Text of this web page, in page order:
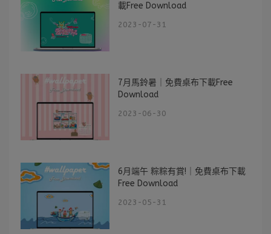
載Free Download
2023-07-31
7月馬鈴暑｜免費桌布下載Free
Download
2023-06-30
6月端午 粽粽有賞!｜免費桌布下載
Free Download
2023-05-31